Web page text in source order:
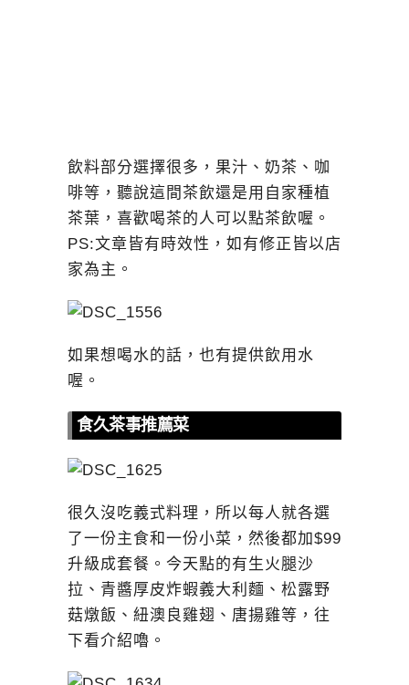
飲料部分選擇很多，果汁、奶茶、咖
啡等，聽說這間茶飲還是用自家種植
茶葉，喜歡喝茶的人可以點茶飲喔。
PS:文章皆有時效性，如有修正皆以店
家為主。
如果想喝水的話，也有提供飲用水
喔。
食久茶事推薦菜
很久沒吃義式料理，所以每人就各選
了一份主食和一份小菜，然後都加$99
升級成套餐。今天點的有生火腿沙
拉、青醬厚皮炸蝦義大利麵、松露野
菇燉飯、紐澳良雞翅、唐揚雞等，往
下看介紹嚕。